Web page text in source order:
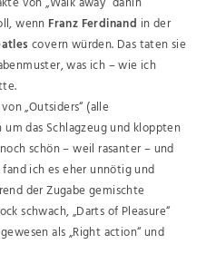
wenn Franz Ferdinand in der
covern würden. Das taten sie
was ich – wie ich
„Outsiders“ (alle
das Schlagzeug und kloppten
schön – weil rasanter – und
ich es eher unnötig und
der Zugabe gemischte
schwach, „Darts of Pleasure“
als „Right action“ und